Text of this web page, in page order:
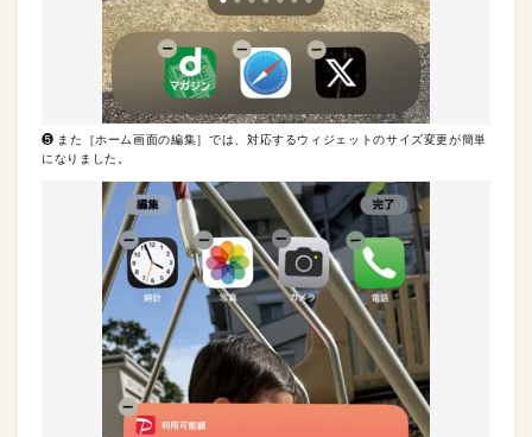
❺ また［ホーム画面の編集］では、対応するウィジェットのサイズ変更が簡単
になりました。